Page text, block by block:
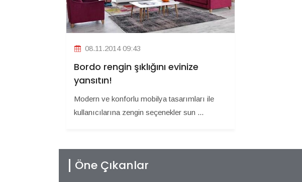
08.11.2014 09:43
Bordo rengin şıklığını evinize
yansıtın!
Modern ve konforlu mobilya tasarımları ile
kullanıcılarına zengin seçenekler sun ...
Öne Çıkanlar